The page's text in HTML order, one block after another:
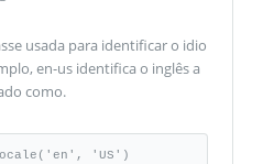
usada para identificar o idio
en-us identifica o inglês a
como.
'US')